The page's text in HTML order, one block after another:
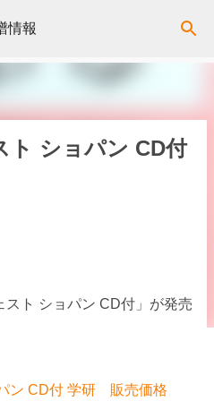
コンテンツに移動
情報
ト ショパン CD付
ト ショパン CD付」が発売
ン CD付 学研 販売価格